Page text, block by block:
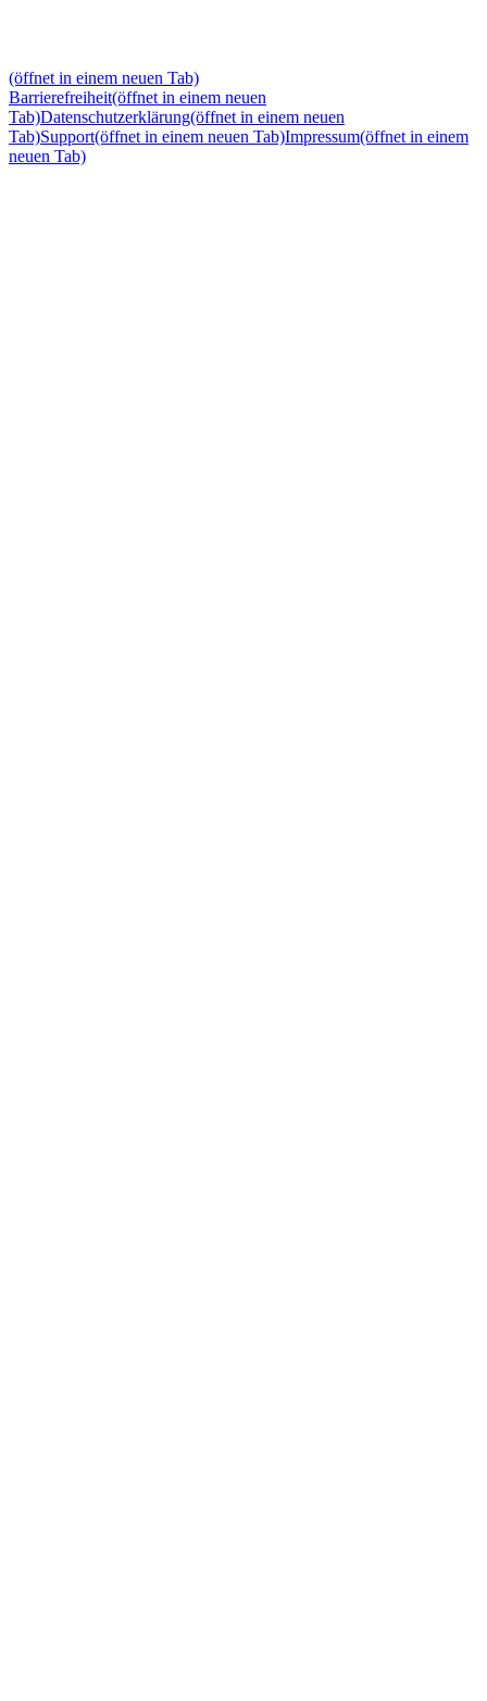
(öffnet in einem neuen Tab)
Barrierefreiheit(öffnet in einem neuen
Tab)Datenschutzerklärung(öffnet in einem neuen
Tab)Support(öffnet in einem neuen Tab)Impressum(öffnet in einem
neuen Tab)